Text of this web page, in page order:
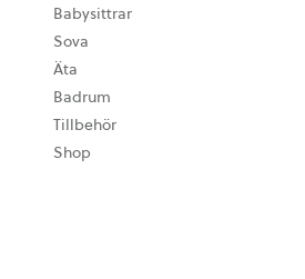
Babysittrar
Sova
Äta
Badrum
Tillbehör
Shop